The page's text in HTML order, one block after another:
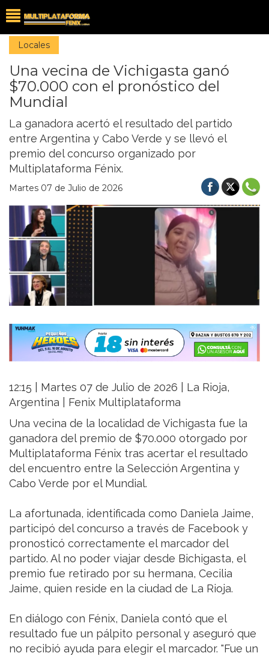
Locales
Una vecina de Vichigasta ganó
$70.000 con el pronóstico del
Mundial
La ganadora acertó el resultado del partido
entre Argentina y Cabo Verde y se llevó el
premio del concurso organizado por
Multiplataforma Fénix.
Martes 07 de Julio de 2026
12:15 | Martes 07 de Julio de 2026 | La Rioja,
Argentina | Fenix Multiplataforma
Una vecina de la localidad de Vichigasta fue la
ganadora del premio de $70.000 otorgado por
Multiplataforma Fénix tras acertar el resultado
del encuentro entre la Selección Argentina y
Cabo Verde por el Mundial.
La afortunada, identificada como Daniela Jaime,
participó del concurso a través de Facebook y
pronosticó correctamente el marcador del
partido. Al no poder viajar desde Bichigasta, el
premio fue retirado por su hermana, Cecilia
Jaime, quien reside en la ciudad de La Rioja.
En diálogo con Fénix, Daniela contó que el
resultado fue un pálpito personal y aseguró que
no recibió ayuda para elegir el marcador. "Fue un